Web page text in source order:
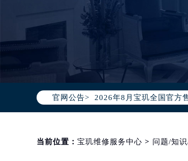
官网公告>
2026年8月宝玑中国区售
2026年8月宝玑全国官
宝玑官方全国统一服务热
2026年8月宝玑售后服务
北京市东城区东长安街1
当前位置： 宝玑维修服务中心 > 问题/知